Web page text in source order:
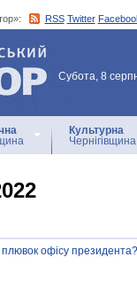
RSS Twitter
Субота, 8
Культурна
Чернігівщина
офісу президента?